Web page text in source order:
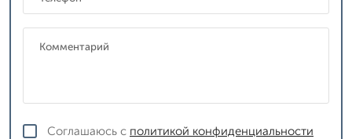
Соглашаюсь с политикой конфиденциальности